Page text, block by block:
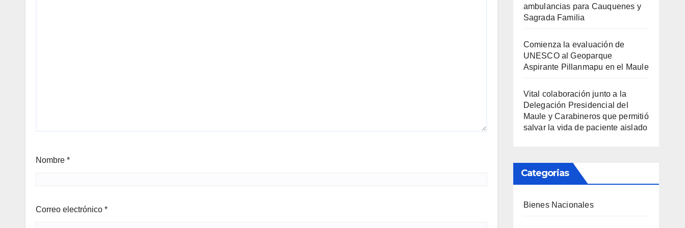
Nombre *
Correo electrónico *
ambulancias para Cauquenes y
Sagrada Familia
Comienza la evaluación de
UNESCO al Geoparque
Aspirante Pillanmapu en el Maule
Vital colaboración junto a la
Delegación Presidencial del
Maule y Carabineros que permitió
salvar la vida de paciente aislado
Categorias
Bienes Nacionales